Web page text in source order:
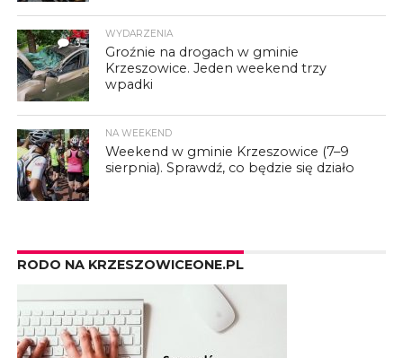
3
WYDARZENIA
Groźnie na drogach w gminie
Krzeszowice. Jeden weekend trzy
wpadki
NA WEEKEND
Weekend w gminie Krzeszowice (7–9
sierpnia). Sprawdź, co będzie się działo
RODO NA KRZESZOWICEONE.PL